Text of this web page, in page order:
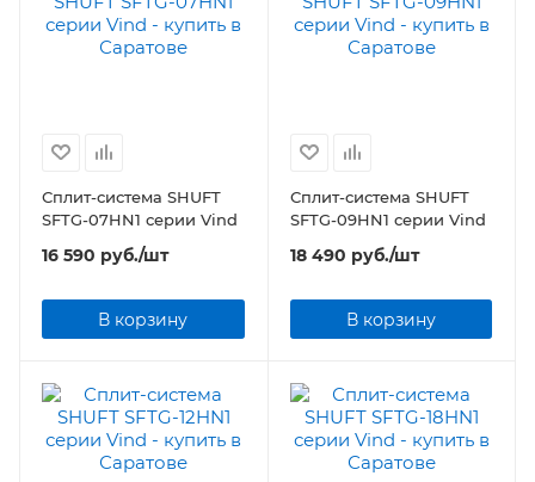
Сплит-система SHUFT
SFTG-07HN1 серии Vind
16 590 руб./шт
В корзину
Сплит-система SHUFT
SFTG-09HN1 серии Vind
18 490 руб./шт
В корзину